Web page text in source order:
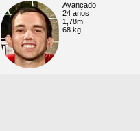
Avançado
24 anos
1,78m
68 kg